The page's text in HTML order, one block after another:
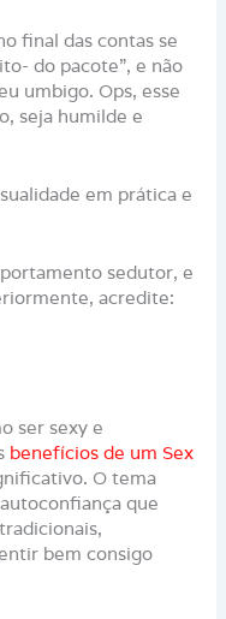
final das contas se
do pacote”, e não
umbigo. Ops, esse
seja humilde e
em prática e
sedutor, e
acredite:
ser sexy e
benefícios de um Sex
O tema
que
bem consigo